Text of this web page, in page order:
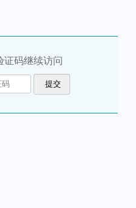
证码继续访问